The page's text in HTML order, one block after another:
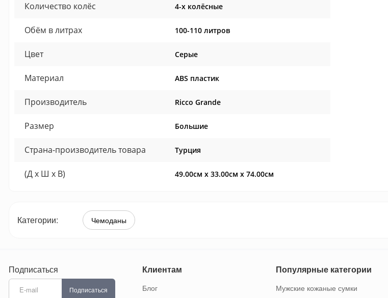
Количество колёс 4-х колёсные
Обём в литрах 100-110 литров
Цвет Серые
Материал ABS пластик
Производитель Ricco Grande
Размер Большие
Страна-производитель товара Турция
(Д x Ш x В) 49.00см x 33.00см x 74.00см
Категории: Чемоданы
Подписаться
Подписаться
Клиентам
Блог
Популярные категории
Мужские кожаные сумки